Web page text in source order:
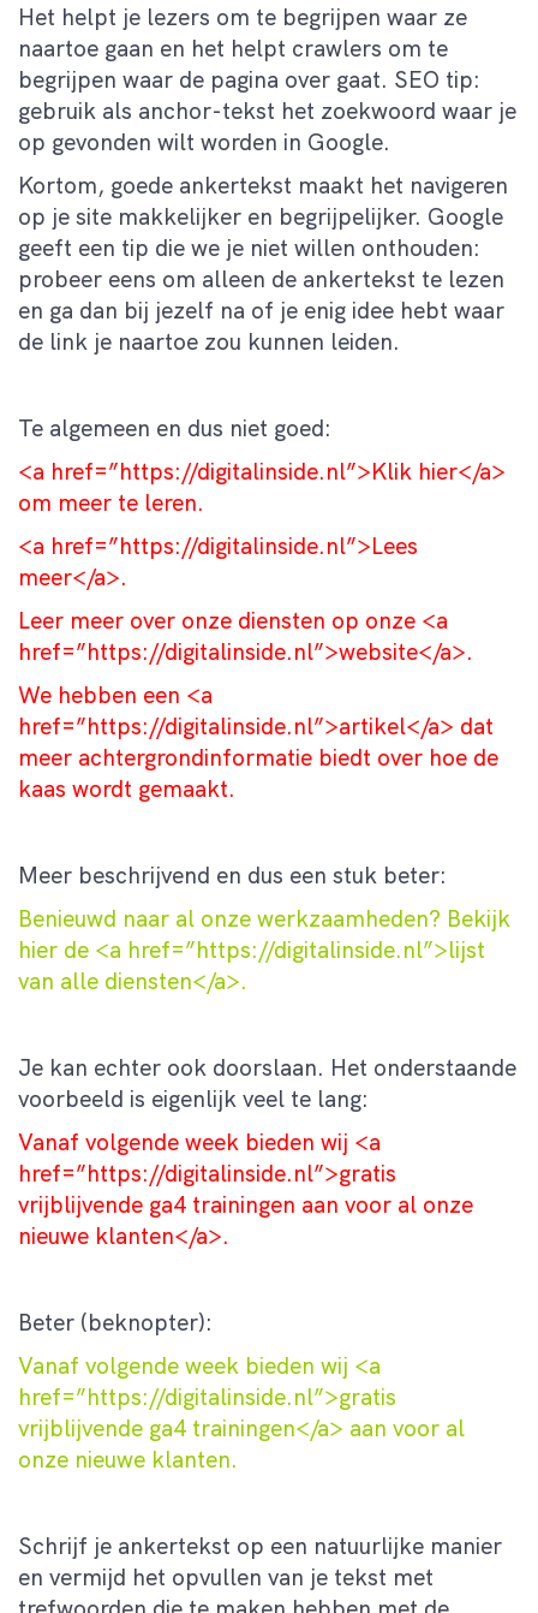
Het helpt je lezers om te begrijpen waar ze
naartoe gaan en het helpt crawlers om te
begrijpen waar de pagina over gaat. SEO tip:
gebruik als anchor-tekst het zoekwoord waar je
op gevonden wilt worden in Google.
Kortom, goede ankertekst maakt het navigeren
op je site makkelijker en begrijpelijker. Google
geeft een tip die we je niet willen onthouden:
probeer eens om alleen de ankertekst te lezen
en ga dan bij jezelf na of je enig idee hebt waar
de link je naartoe zou kunnen leiden.
Te algemeen en dus niet goed:
<a href=”https://digitalinside.nl”>Klik hier</a>
om meer te leren.
<a href=”https://digitalinside.nl”>Lees
meer</a>.
Leer meer over onze diensten op onze <a
href=”https://digitalinside.nl”>website</a>.
We hebben een <a
href=”https://digitalinside.nl”>artikel</a> dat
meer achtergrondinformatie biedt over hoe de
kaas wordt gemaakt.
Meer beschrijvend en dus een stuk beter:
Benieuwd naar al onze werkzaamheden? Bekijk
hier de <a href=”https://digitalinside.nl”>lijst
van alle diensten</a>.
Je kan echter ook doorslaan. Het onderstaande
voorbeeld is eigenlijk veel te lang:
Vanaf volgende week bieden wij <a
href=”https://digitalinside.nl”>gratis
vrijblijvende ga4 trainingen aan voor al onze
nieuwe klanten</a>.
Beter (beknopter):
Vanaf volgende week bieden wij <a
href=”https://digitalinside.nl”>gratis
vrijblijvende ga4 trainingen</a> aan voor al
onze nieuwe klanten.
Schrijf je ankertekst op een natuurlijke manier
en vermijd het opvullen van je tekst met